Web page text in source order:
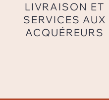
LIVRAISON ET
SERVICES AUX
ACQUÉREURS